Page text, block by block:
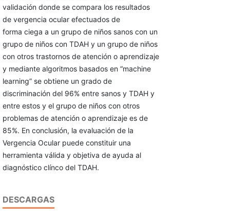
validación donde se compara los resultados
de vergencia ocular efectuados de
forma ciega a un grupo de niños sanos con un
grupo de niños con TDAH y un grupo de niños
con otros trastornos de atención o aprendizaje
y mediante algoritmos basados en “machine
learning” se obtiene un grado de
discriminación del 96% entre sanos y TDAH y
entre estos y el grupo de niños con otros
problemas de atención o aprendizaje es de
85%. En conclusión, la evaluación de la
Vergencia Ocular puede constituir una
herramienta válida y objetiva de ayuda al
diagnóstico clínco del TDAH.
DESCARGAS